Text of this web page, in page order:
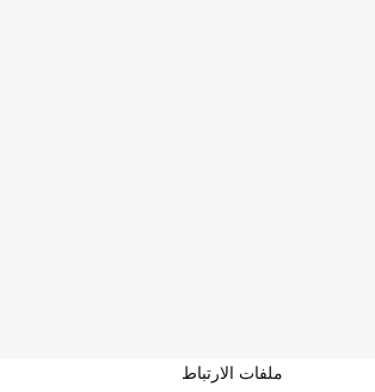
ملفات الارتباط